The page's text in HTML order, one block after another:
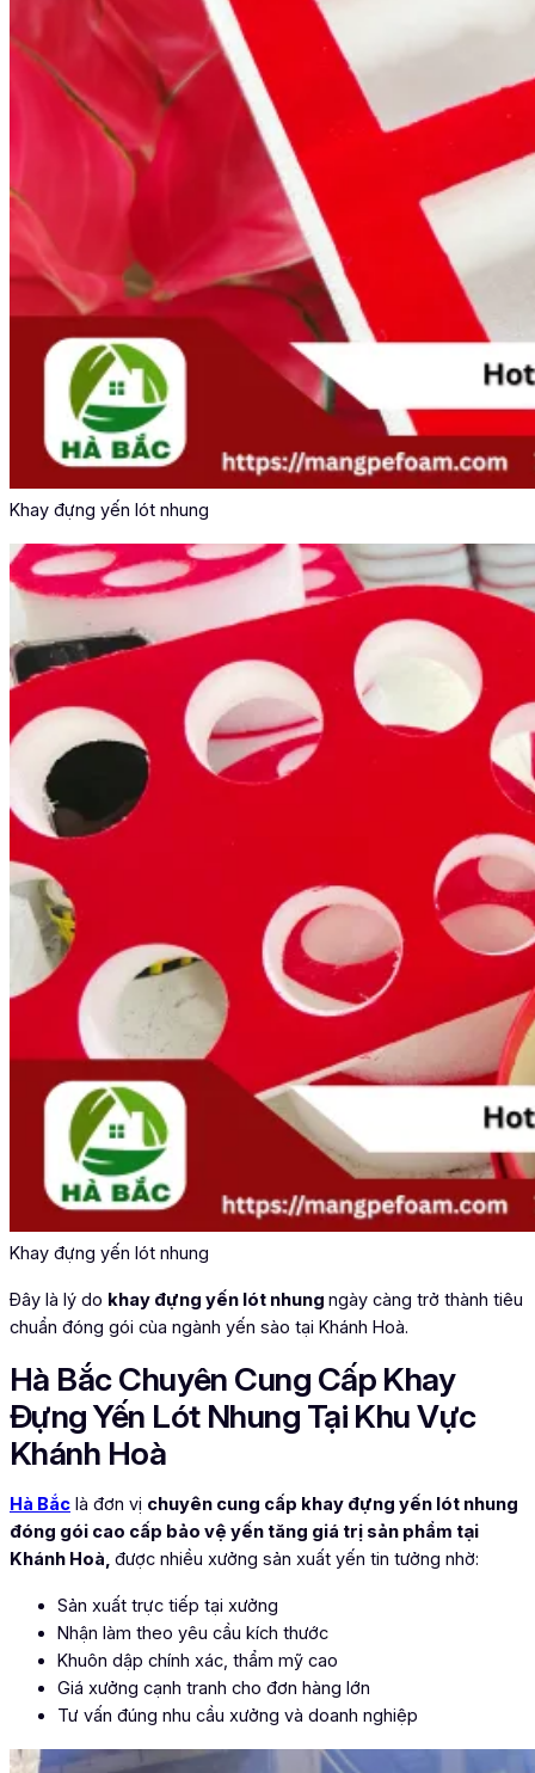
Khay đựng yến lót nhung
Khay đựng yến lót nhung
Đây là lý do khay đựng yến lót nhung ngày càng trở thành tiêu
chuẩn đóng gói cùa ngành yến sào tại Khánh Hoà.
Hà Bắc Chuyên Cung Cấp Khay
Đựng Yến Lót Nhung Tại Khu Vực
Khánh Hoà
Hà Bắc là đơn vị chuyên cung cấp khay đựng yến lót nhung
đóng gói cao cấp bảo vệ yến tăng giá trị sản phẩm tại
Khánh Hoà, được nhiều xưởng sản xuất yến tin tưởng nhờ:
Sản xuất trực tiếp tại xưởng
Nhận làm theo yêu cầu kích thước
Khuôn dập chính xác, thẩm mỹ cao
Giá xưởng cạnh tranh cho đơn hàng lớn
Tư vấn đúng nhu cầu xưởng và doanh nghiệp